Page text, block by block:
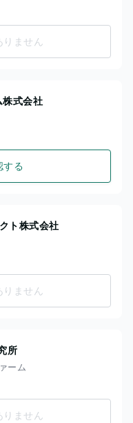
りません
株式会社
する
ト株式会社
りません
所
ーム
りません